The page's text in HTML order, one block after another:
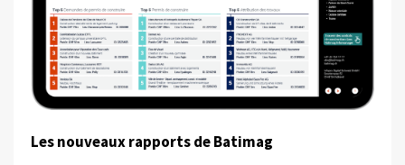
Les nouveaux rapports de Batimag